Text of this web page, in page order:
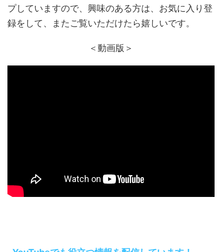
プしていますので、興味のある方は、お気に入り登
録をして、またご覧いただけたら嬉しいです。
＜動画版＞